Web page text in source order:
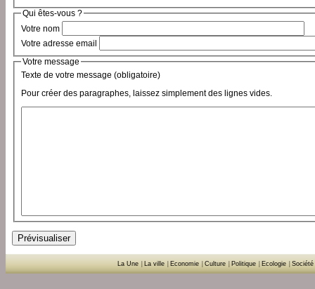
Qui êtes-vous ?
Votre nom
Votre adresse email
Votre message
Texte de votre message (obligatoire)
Pour créer des paragraphes, laissez simplement des lignes vides.
La Une La ville Economie Culture Politique Ecologie Société